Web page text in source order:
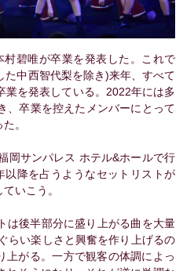
碧唯が卒業を発表した。これで
中西智代梨を除き)来年、すべて
業を発表している。2022年には多
、卒業を控えたメンバーにとって
。
岡サンパレス ホテル&ホールで行
降を占うようなセットリストが
いこう。
後半部分に盛り上がる曲を大量
らい楽しさと興奮を作り上げるの
上がる。一方で観客の体調によっ